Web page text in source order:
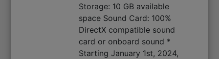
Storage: 10 GB available
space Sound Card: 100%
DirectX compatible sound
card or onboard sound *
Starting January 1st, 2024,